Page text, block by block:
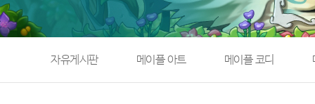
자유게시판 메이플 아트 메이플 코디